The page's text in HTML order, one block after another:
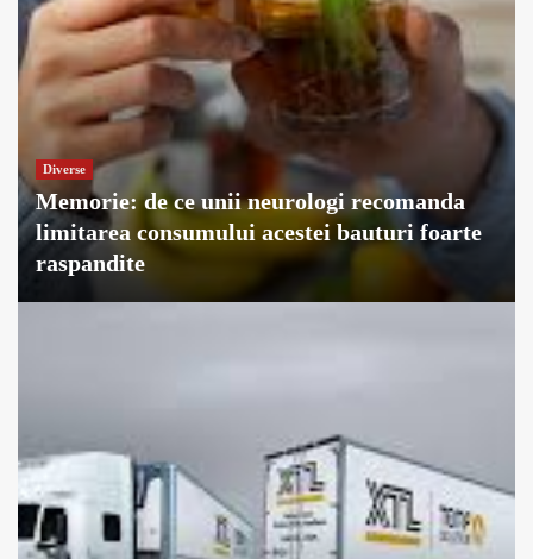
Diverse
Memorie: de ce unii neurologi recomanda
limitarea consumului acestei bauturi foarte
raspandite